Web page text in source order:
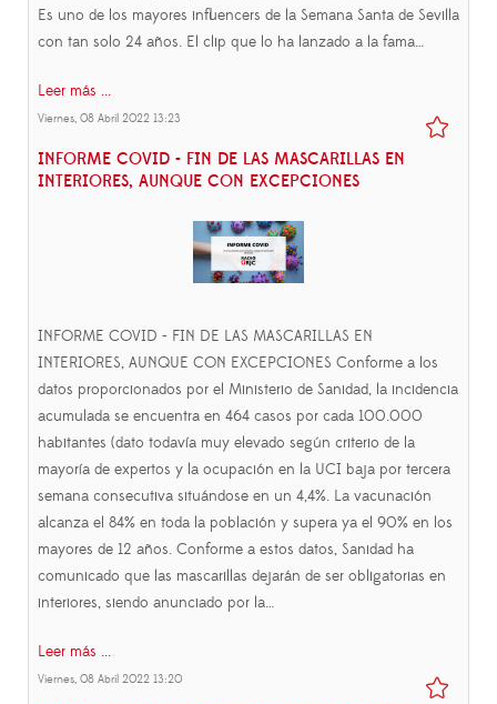
Es uno de los mayores influencers de la Semana Santa de Sevilla
con tan solo 24 años. El clip que lo ha lanzado a la fama…
Leer más ...
Viernes, 08 Abril 2022 13:23
INFORME COVID - FIN DE LAS MASCARILLAS EN
INTERIORES, AUNQUE CON EXCEPCIONES
INFORME COVID - FIN DE LAS MASCARILLAS EN
INTERIORES, AUNQUE CON EXCEPCIONES Conforme a los
datos proporcionados por el Ministerio de Sanidad, la incidencia
acumulada se encuentra en 464 casos por cada 100.000
habitantes (dato todavía muy elevado según criterio de la
mayoría de expertos y la ocupación en la UCI baja por tercera
semana consecutiva situándose en un 4,4%. La vacunación
alcanza el 84% en toda la población y supera ya el 90% en los
mayores de 12 años. Conforme a estos datos, Sanidad ha
comunicado que las mascarillas dejarán de ser obligatorias en
interiores, siendo anunciado por la…
Leer más ...
Viernes, 08 Abril 2022 13:20